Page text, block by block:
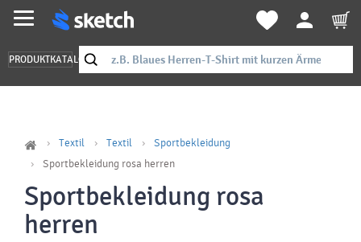
PRODUKTKATALOG
Textil Textil
Sportbekleidung
Sportbekleidung rosa herren
Sportbekleidung rosa
herren